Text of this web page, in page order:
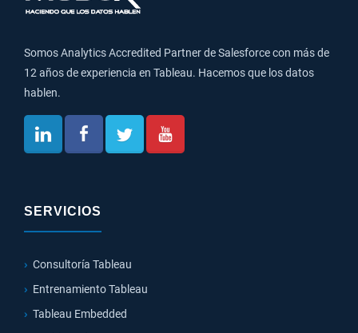
Somos Analytics Accredited Partner de Salesforce con más de
12 años de experiencia en Tableau. Hacemos que los datos
hablen.
SERVICIOS
Consultoría Tableau
Entrenamiento Tableau
Tableau Embedded